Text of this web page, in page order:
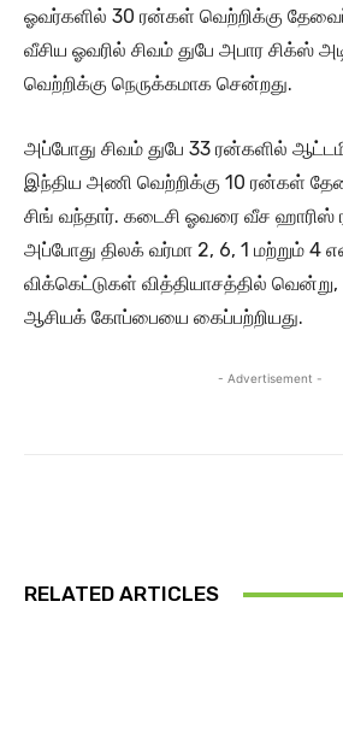
ஓவர்களில் 30 ரன்கள் வெற்றிக்கு
வீசிய ஓவரில் சிவம் துபே அபார சிக்ஸ்
வெற்றிக்கு நெருக்கமாக சென்றது.
அப்போது சிவம் துபே 33 ரன்களில்
இந்திய அணி வெற்றிக்கு 10 ரன்கள்
சிங் வந்தார். கடைசி ஓவரை வீச ஹாரிஸ்
அப்போது திலக் வர்மா 2, 6, 1 மற்றும் 4
விக்கெட்டுகள் வித்தியாசத்தில்
ஆசியக் கோப்பையை கைப்பற்றியது.
- Advertisement -
RELATED ARTICLES